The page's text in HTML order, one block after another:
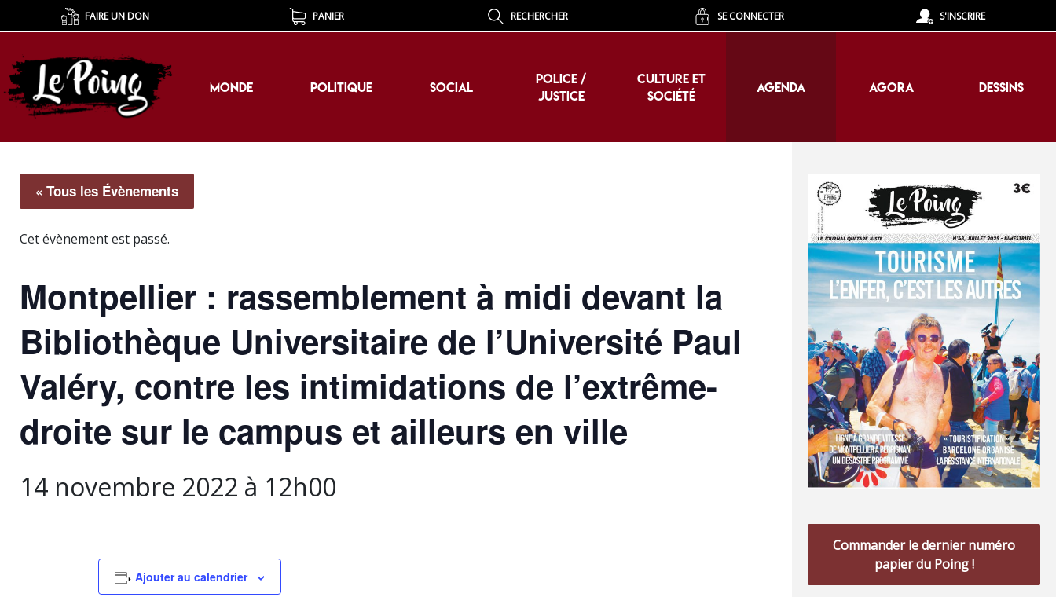
FAIRE UN DON PANIER RECHERCHER SE CONNECTER S'INSCRIRE
MONDE POLITIQUE SOCIAL
POLICE /
JUSTICE
CULTURE ET
SOCIÉTÉ
AGENDA AGORA DESSINS
MONDE POLITIQUE SOCIAL
POLICE /
JUSTICE
CULTURE ET
SOCIÉTÉ
AGENDA AGORA DESSINS
« Tous les Évènements
Cet évènement est passé.
Montpellier : rassemblement à midi devant la
Bibliothèque Universitaire de l’Université Paul
Valéry, contre les intimidations de l’extrême-
droite sur le campus et ailleurs en ville
14 novembre 2022 à 12h00
Ajouter au calendrier
Commander le dernier numéro
papier du Poing !